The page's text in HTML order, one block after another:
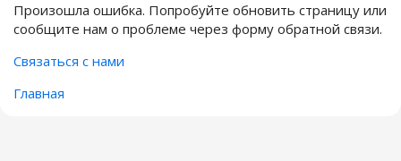
Произошла ошибка. Попробуйте обновить страницу или
сообщите нам о проблеме через форму обратной связи.
Связаться с нами
Главная